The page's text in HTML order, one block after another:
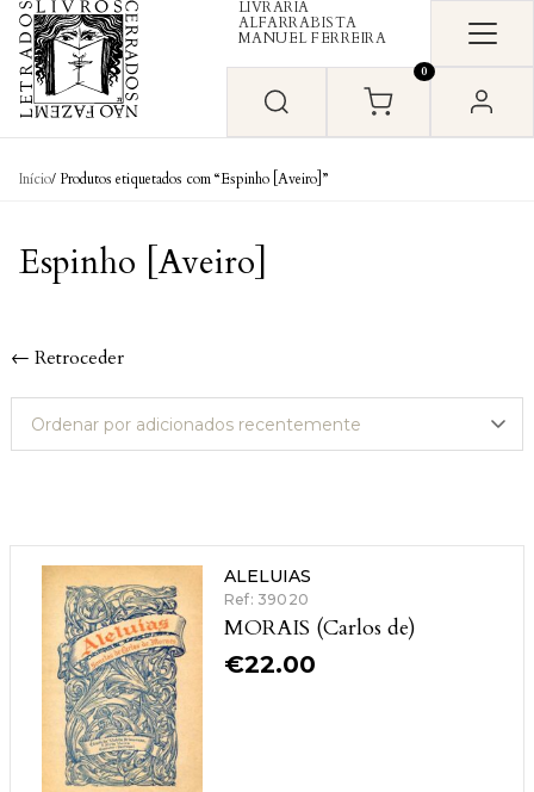
Skip to content
LIVRARIA
ALFARRABISTA
MANUEL FERREIRA
0
Início/ Produtos etiquetados com “Espinho [Aveiro]”
Espinho [Aveiro]
← Retroceder
ALELUIAS
Ref: 39020
MORAIS (Carlos de)
€22.00